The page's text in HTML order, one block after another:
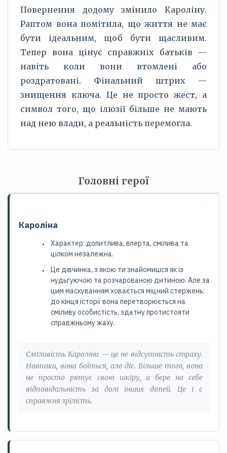
Повернення додому змінило Кароліну.
Раптом вона помітила, що життя не має
бути ідеальним, щоб бути щасливим.
Тепер вона цінує справжніх батьків —
навіть коли вони втомлені або
роздратовані. Фінальний штрих —
знищення ключа. Це не просто жест, а
символ того, що ілюзії більше не мають
над нею влади, а реальність перемогла.
Головні герої
Кароліна
Характер: допитлива, вперта, смілива та
цілком незалежна.
Це дівчинка, з якою ти знайомишся як із
нудьгуючою та розчарованою дитиною. Але за
цим маскуванням ховається міцний стержень:
до кінця історії вона перетворюється на
сміливу особистість, здатну протистояти
справжньому жаху.
Сміливість Кароліни — це не відсутність страху.
Навпаки, вона боїться, але діє. Більше того, вона
не просто рятує свою шкіру, а бере на себе
відповідальність за долі інших дітей. Це і є
справжня зрілість.